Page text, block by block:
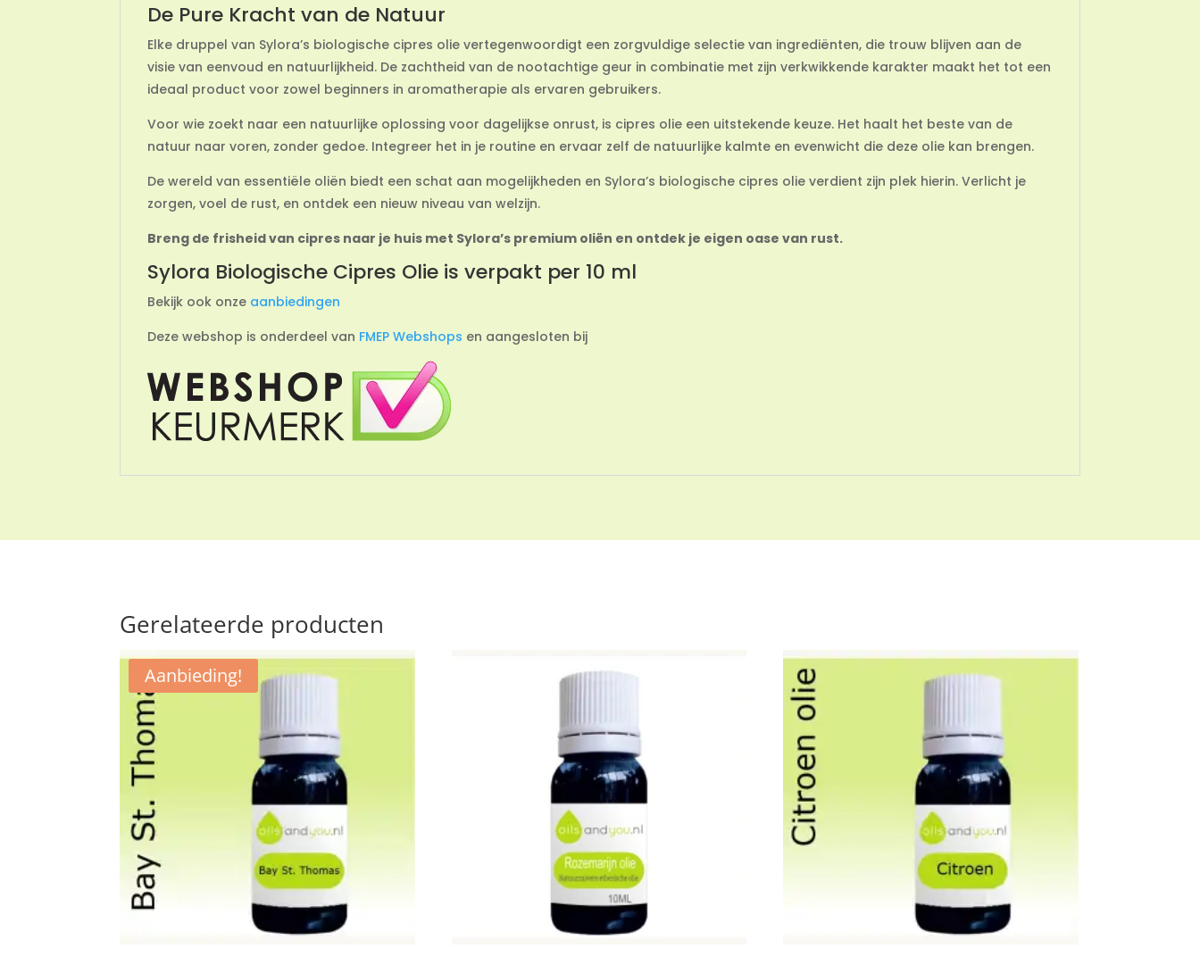
De Pure Kracht van de Natuur
Elke druppel van Sylora’s biologische cipres olie vertegenwoordigt een zorgvuldige selectie van ingrediënten, die trouw blijven aan de
visie van eenvoud en natuurlijkheid. De zachtheid van de nootachtige geur in combinatie met zijn verkwikkende karakter maakt het tot een
ideaal product voor zowel beginners in aromatherapie als ervaren gebruikers.
Voor wie zoekt naar een natuurlijke oplossing voor dagelijkse onrust, is cipres olie een uitstekende keuze. Het haalt het beste van de
natuur naar voren, zonder gedoe. Integreer het in je routine en ervaar zelf de natuurlijke kalmte en evenwicht die deze olie kan brengen.
De wereld van essentiële oliën biedt een schat aan mogelijkheden en Sylora’s biologische cipres olie verdient zijn plek hierin. Verlicht je
zorgen, voel de rust, en ontdek een nieuw niveau van welzijn.
Breng de frisheid van cipres naar je huis met Sylora’s premium oliën en ontdek je eigen oase van rust.
Sylora Biologische Cipres Olie is verpakt per 10 ml
Bekijk ook onze aanbiedingen
Deze webshop is onderdeel van FMEP Webshops en aangesloten bij
Gerelateerde producten
Aanbieding!